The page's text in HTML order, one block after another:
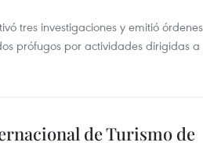
tres investigaciones y emitió
prófugos por actividades dirigidas a
de Turismo de